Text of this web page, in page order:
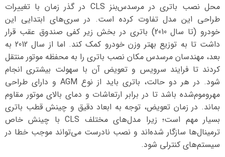
محل نصب باتری در مرسدس‌بنز CLS در گذر زمان با تغییرات
طراحی این مدل تفاوت کرده است. در سری‌های ابتدایی این
خودرو (تا سال 2010) باتری در بخش زیر کفی صندوق عقب قرار
داشت تا به توزیع بهتر وزن خودرو کمک کند. اما از سال 2012 به
بعد، مهندسان مرسدس مکان نصب باتری را به محفظه موتور منتقل
کردند تا فرایند سرویس و تعویض آن با سهولت بیشتری انجام
شود. در هر دو حالت، باتری باید از نوع AGM و دارای طراحی
مهروموم‌شده باشد تا در برابر ارتعاشات و دمای بالای موتور مقاوم
بماند. در زمان تعویض، توجه به ابعاد دقیق و چینش قطب باتری
بسیار مهم است؛ زیرا مدل‌های مختلف CLS با چینش خاص
ترمینال‌ها سازگار شده‌اند و نصب نادرست می‌تواند موجب خطا در
سیستم‌های کنترلی شود.